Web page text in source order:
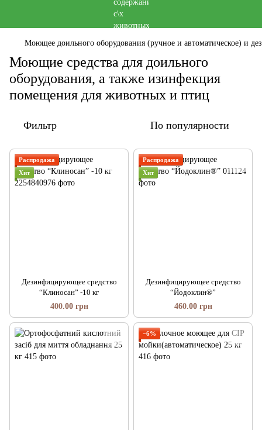
Моющее доильного оборудования (ручное и автоматическое) и
Моющие средства для доильного
оборудования, а также изинфекция
помещения для животных и птиц
Фильтр По популярности
Распродажа
Хит
Дезинфицирующее средство
“Клиносан” -10 кг
400.00 грн
Распродажа
Хит
Дезинфицирующее средство
“Йодоклин®”
460.00 грн
−6%